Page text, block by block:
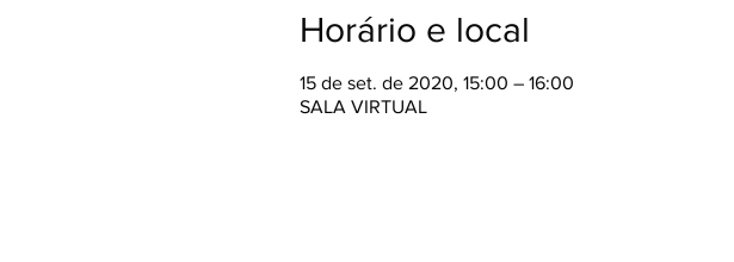
Horário e local
15 de set. de 2020, 15:00 – 16:00
SALA VIRTUAL